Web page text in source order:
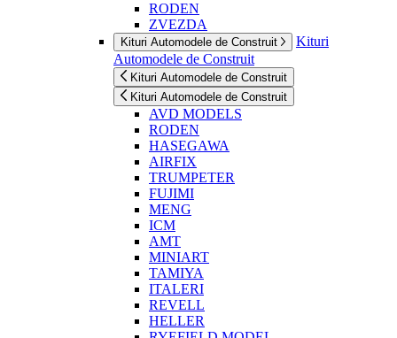
RODEN
ZVEZDA
Kituri Automodele de Construit
Kituri
Automodele de Construit
Kituri Automodele de Construit
Kituri Automodele de Construit
AVD MODELS
RODEN
HASEGAWA
AIRFIX
TRUMPETER
FUJIMI
MENG
ICM
AMT
MINIART
TAMIYA
ITALERI
REVELL
HELLER